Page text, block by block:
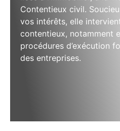
Contentieux civil.
vos intérêts, elle intervient
contentieux, notamment
procédures d’exécution
des entreprises.